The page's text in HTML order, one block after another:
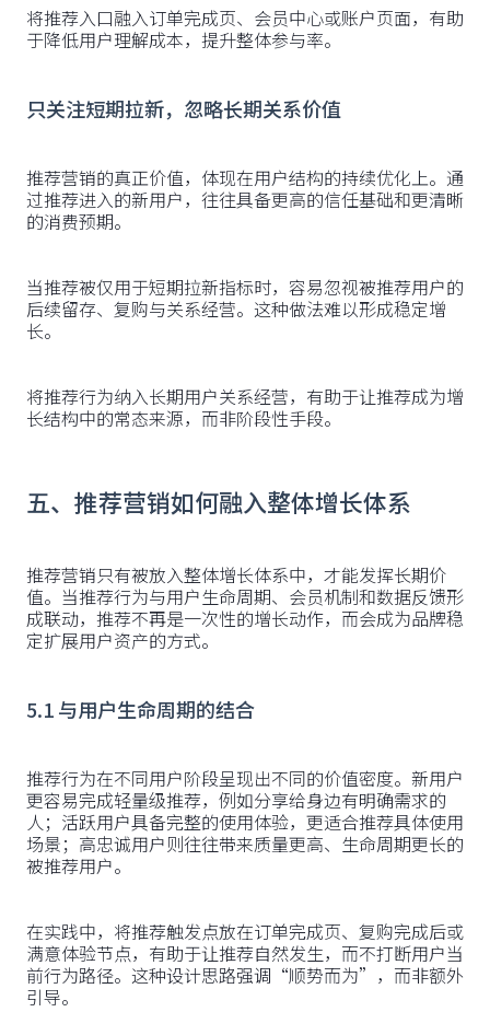
将推荐入口融入订单完成页、会员中心或账户页面，有助
于降低用户理解成本，提升整体参与率。
只关注短期拉新，忽略长期关系价值
推荐营销的真正价值，体现在用户结构的持续优化上。通
过推荐进入的新用户，往往具备更高的信任基础和更清晰
的消费预期。
当推荐被仅用于短期拉新指标时，容易忽视被推荐用户的
后续留存、复购与关系经营。这种做法难以形成稳定增
长。
将推荐行为纳入长期用户关系经营，有助于让推荐成为增
长结构中的常态来源，而非阶段性手段。
五、推荐营销如何融入整体增长体系
推荐营销只有被放入整体增长体系中，才能发挥长期价
值。当推荐行为与用户生命周期、会员机制和数据反馈形
成联动，推荐不再是一次性的增长动作，而会成为品牌稳
定扩展用户资产的方式。
5.1 与用户生命周期的结合
推荐行为在不同用户阶段呈现出不同的价值密度。新用户
更容易完成轻量级推荐，例如分享给身边有明确需求的
人；活跃用户具备完整的使用体验，更适合推荐具体使用
场景；高忠诚用户则往往带来质量更高、生命周期更长的
被推荐用户。
在实践中，将推荐触发点放在订单完成页、复购完成后或
满意体验节点，有助于让推荐自然发生，而不打断用户当
前行为路径。这种设计思路强调“顺势而为”，而非额外
引导。